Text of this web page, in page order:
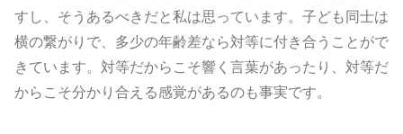
すし、そうあるべきだと私は思っています。子ども同士は
横の繋がりで、多少の年齢差なら対等に付き合うことがで
きています。対等だからこそ響く言葉があったり、対等だ
からこそ分かり合える感覚があるのも事実です。